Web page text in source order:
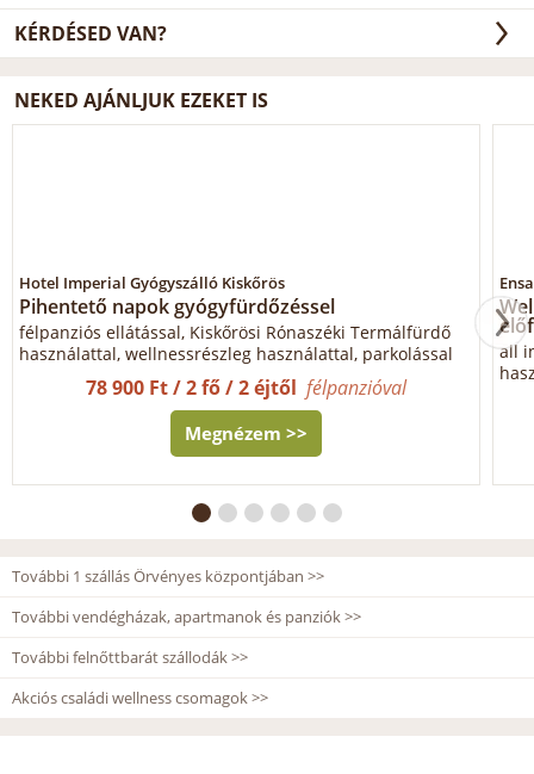
KÉRDÉSED VAN?
NEKED AJÁNLJUK EZEKET IS
Hotel Imperial Gyógyszálló Kiskőrös
Pihentető napok gyógyfürdőzéssel
félpanziós ellátással, Kiskőrösi Rónaszéki Termálfürdő
használattal, wellnessrészleg használattal, parkolással
78 900 Ft / 2 fő / 2 éjtőlfélpanzióval
Megnézem >>
all
További 1 szállás Örvényes központjában >>
További vendégházak, apartmanok és panziók >>
További felnőttbarát szállodák >>
Akciós családi wellness csomagok >>